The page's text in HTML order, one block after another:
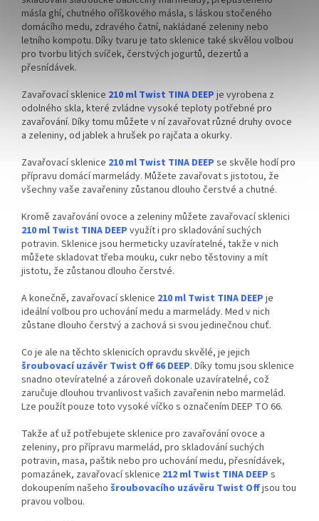
objednejteZDE
másla ghí, chutného oříškového másla, s láskou stočeného
domácího medu, zdravého čatní, nakládané zeleniny nebo
letního kompotu. Díky tvaru je tato sklenice také skvělou volbou
pro tvorbu litých svíček, čerstvých jogurtů, dezertů a
přesnídávek.
Zavařovací sklenice 210 ml Twist TINA DEEP je vyrobena z
odolného skla, které zvládne vysoké teploty potřebné pro
zavařování. Díky tomu můžete v ní zavařovat různé druhy ovoce
a zeleniny, od jablek a hrušek po rajčata a okurky.
Zavařovací sklenice 210 ml Twist TINA DEEP se skvěle hodí pro
přípravu domácí marmelády. Můžete zavařovat s jistotou, že
všechny vaše zavařeniny zůstanou dlouho čerstvé a chutné.
Kromě zavařování ovoce a zeleniny můžete zavařovací sklenici
210 ml Twist TINA DEEP využít i pro skladování suchých
potravin. Sklenice jsou hermeticky uzavíratelné, takže v nich
můžete skladovat třeba mouku, cukr nebo těstoviny a mít
jistotu, že zůstanou dlouho čerstvé.
A konečně, zavařovací sklenice 210 ml Twist TINA DEEP je
ideální volbou pro uchování medu a marmelády. Med v nich
zůstane dlouho čerstvý a zachová si svou jedinečnou chuť.
Co je ale na těchto sklenicích opravdu skvělé, je jejich
šroubovací uzávěr Twist Off 66 DEEP. Díky tomu jsou sklenice
snadno otevíratelné a zároveň dokonale uzavíratelné, což
zaručuje dlouhou trvanlivost vašich zavařenin nebo marmelád.
Lze použít pouze toto vysoké víčko s označením DEEP TO 66.
Takže ať už potřebujete sklenice pro zavařování ovoce a
zeleniny, pro přípravu marmelád, pro skladování suchých
potravin, masa, paštik nebo pro uchování medu, přesnídávek,
pomazánek, zavařovací sklenice 212 ml Twist TINA DEEP s
dokoupením našeho šroubovacího uzávěru Twist Offjsou tou
pravou volbou.